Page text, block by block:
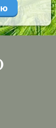
не
можно
и